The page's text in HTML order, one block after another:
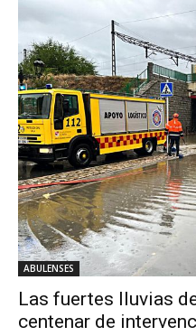
ABULENSES
Las fuertes lluvias
centenar de